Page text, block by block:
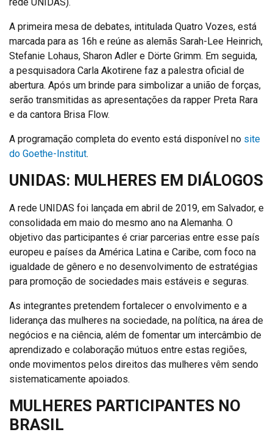
A primeira mesa de debates, intitulada Quatro Vozes, está
marcada para as 16h e reúne as alemãs Sarah-Lee Heinrich,
Stefanie Lohaus, Sharon Adler e Dörte Grimm. Em seguida,
a pesquisadora Carla Akotirene faz a palestra oficial de
abertura. Após um brinde para simbolizar a união de forças,
serão transmitidas as apresentações da rapper Preta Rara
e da cantora Brisa Flow.
A programação completa do evento está disponível no site
do Goethe-Institut.
UNIDAS: MULHERES EM DIÁLOGOS
A rede UNIDAS foi lançada em abril de 2019, em Salvador, e
consolidada em maio do mesmo ano na Alemanha. O
objetivo das participantes é criar parcerias entre esse país
europeu e países da América Latina e Caribe, com foco na
igualdade de gênero e no desenvolvimento de estratégias
para promoção de sociedades mais estáveis e seguras.
As integrantes pretendem fortalecer o envolvimento e a
liderança das mulheres na sociedade, na política, na área de
negócios e na ciência, além de fomentar um intercâmbio de
aprendizado e colaboração mútuos entre estas regiões,
onde movimentos pelos direitos das mulheres vêm sendo
sistematicamente apoiados.
MULHERES PARTICIPANTES NO
BRASIL